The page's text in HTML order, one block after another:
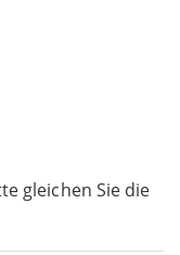
gleichen Sie die